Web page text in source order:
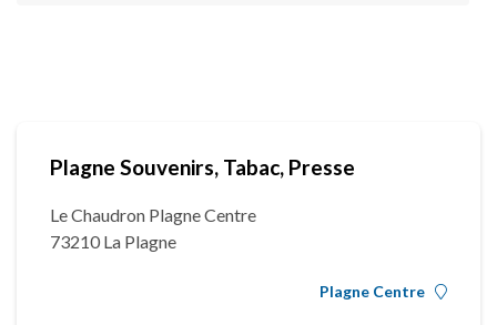
Plagne Souvenirs, Tabac, Presse
Le Chaudron Plagne Centre
73210 La Plagne
Plagne Centre